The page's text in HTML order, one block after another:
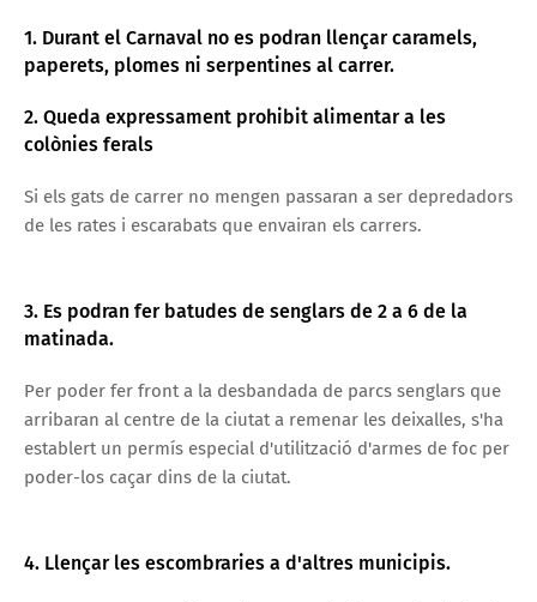
1. Durant el Carnaval no es podran llençar caramels,
paperets, plomes ni serpentines al carrer.
2. Queda expressament prohibit alimentar a les
colònies ferals
Si els gats de carrer no mengen passaran a ser depredadors
de les rates i escarabats que envairan els carrers.
3. Es podran fer batudes de senglars de 2 a 6 de la
matinada.
Per poder fer front a la desbandada de parcs senglars que
arribaran al centre de la ciutat a remenar les deixalles, s'ha
establert un permís especial d'utilització d'armes de foc per
poder-los caçar dins de la ciutat.
4. Llençar les escombraries a d'altres municipis.